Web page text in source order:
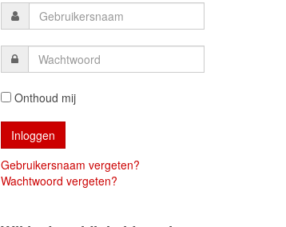
Onthoud mij
Gebruikersnaam vergeten?
Wachtwoord vergeten?